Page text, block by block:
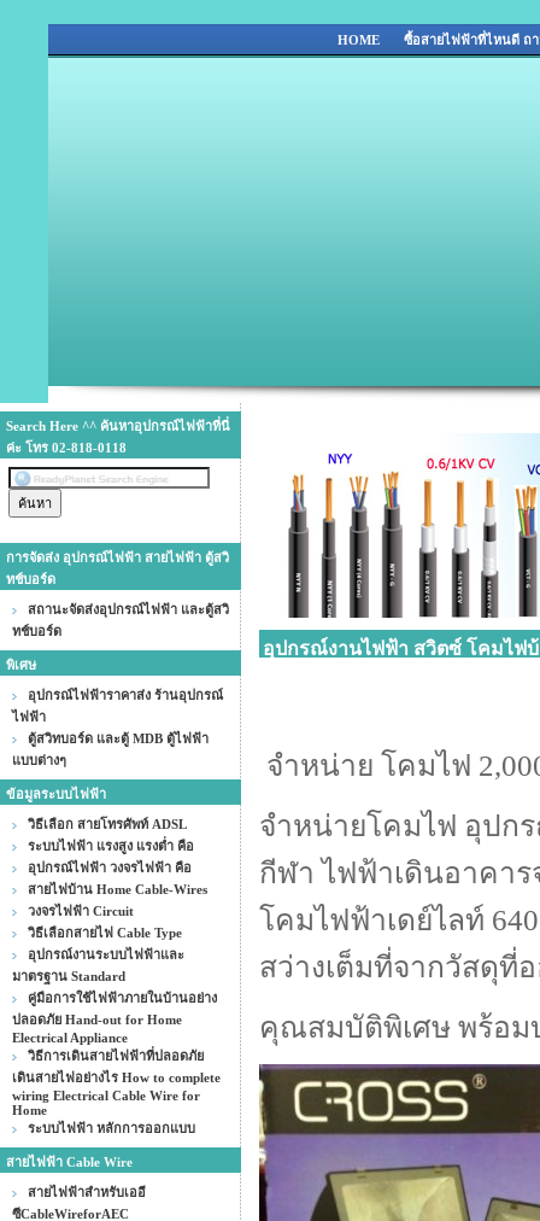
HOME ซื้อสายไฟฟ้าที่ไหนดี ถ
Search Here ^^ ค้นหาอุปกรณ์ไฟฟ้าที่นี่
ค่ะ โทร 02-818-0118
การจัดส่ง อุปกรณ์ไฟฟ้า สายไฟฟ้า ตู้สวิ
ทช์บอร์ด
สถานะจัดส่งอุปกรณ์ไฟฟ้า และตู้สวิ
ทช์บอร์ด
พิเศษ
อุปกรณ์ไฟฟ้าราคาส่ง ร้านอุปกรณ์
ไฟฟ้า
ตู้สวิทบอร์ด และตู้ MDB ตู้ไฟฟ้า
แบบต่างๆ
ข้อมูลระบบไฟฟ้า
วิธีเลือก สายโทรศัพท์ ADSL
ระบบไฟฟ้า แรงสูง แรงต่ำ คือ
อุปกรณ์ไฟฟ้า วงจรไฟฟ้า คือ
สายไฟบ้าน Home Cable-Wires
วงจรไฟฟ้า Circuit
วิธีเลือกสายไฟ Cable Type
อุปกรณ์งานระบบไฟฟ้าและ
มาตรฐาน Standard
คู่มือการใช้ไฟฟ้าภายในบ้านอย่าง
ปลอดภัย Hand-out for Home
Electrical Appliance
วิธีการเดินสายไฟฟ้าที่ปลอดภัย
เดินสายไฟอย่างไร How to complete
wiring Electrical Cable Wire for
Home
ระบบไฟฟ้า หลักการออกแบบ
สายไฟฟ้า Cable Wire
สายไฟฟ้าสำหรับเออี
ซีCableWireforAEC
อุปกรณ์งานไฟฟ้า สวิตซ์ โคมไฟ
จำหน่าย โคมไฟ
จำหน่ายโคมไฟ อุปก
กีฬา ไฟฟ้าเดินอาคา
โคมไฟฟ้าเดย์ไลท์
สว่างเต็มที่จากวัสดุที่
คุณสมบัติพิเศษ พร้อม